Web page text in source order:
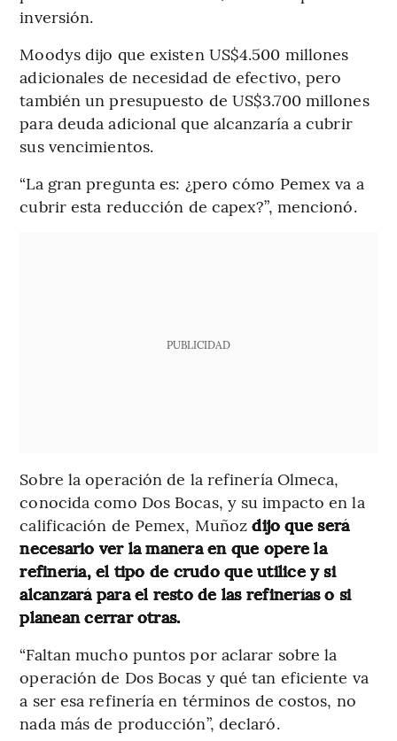
inversión.
Moodys dijo que existen US$4.500 millones
adicionales de necesidad de efectivo, pero
también un presupuesto de US$3.700 millones
para deuda adicional que alcanzaría a cubrir
sus vencimientos.
“La gran pregunta es: ¿pero cómo Pemex va a
cubrir esta reducción de capex?”, mencionó.
PUBLICIDAD
Sobre la operación de la refinería Olmeca,
conocida como Dos Bocas, y su impacto en la
calificación de Pemex, Muñozdijo que será
necesario ver la manera en que opere la
refinería, el tipo de crudo que utilice y si
alcanzará para el resto de las refinerías o si
planean cerrar otras.
“Faltan mucho puntos por aclarar sobre la
operación de Dos Bocas y qué tan eficiente va
a ser esa refinería en términos de costos, no
nada más de producción”, declaró.